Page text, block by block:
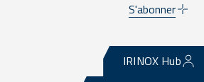
S'abonner
IRINOX Hub